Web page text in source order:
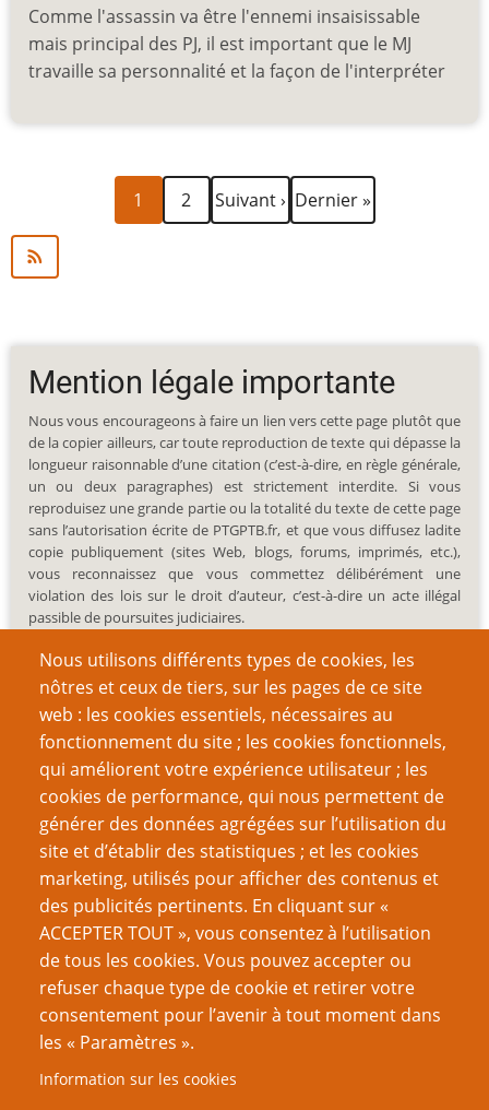
Comme l'assassin va être l'ennemi insaisissable
mais principal des PJ, il est important que le MJ
travaille sa personnalité et la façon de l'interpréter
Page
courante
1 Page
2
Page
suivante
Suivant › Dernière
page
Dernier »
Nous utilisons différents types de cookies, les
nôtres et ceux de tiers, sur les pages de ce site
web : les cookies essentiels, nécessaires au
fonctionnement du site ; les cookies fonctionnels,
qui améliorent votre expérience utilisateur ; les
cookies de performance, qui nous permettent de
générer des données agrégées sur l’utilisation du
site et d’établir des statistiques ; et les cookies
marketing, utilisés pour afficher des contenus et
des publicités pertinents. En cliquant sur «
ACCEPTER TOUT », vous consentez à l’utilisation
de tous les cookies. Vous pouvez accepter ou
refuser chaque type de cookie et retirer votre
consentement pour l’avenir à tout moment dans
les « Paramètres ».
Information sur les cookies
Mention légale importante
Nous vous encourageons à faire un lien vers cette page plutôt que
de la copier ailleurs, car toute reproduction de texte qui dépasse la
longueur raisonnable d’une citation (c’est-à-dire, en règle générale,
un ou deux paragraphes) est strictement interdite. Si vous
reproduisez une grande partie ou la totalité du texte de cette page
sans l’autorisation écrite de PTGPTB.fr, et que vous diffusez ladite
copie publiquement (sites Web, blogs, forums, imprimés, etc.),
vous reconnaissez que vous commettez délibérément une
violation des lois sur le droit d’auteur, c’est-à-dire un acte illégal
passible de poursuites judiciaires.
Recherche
Nom d'utilisateur
Mot de passe